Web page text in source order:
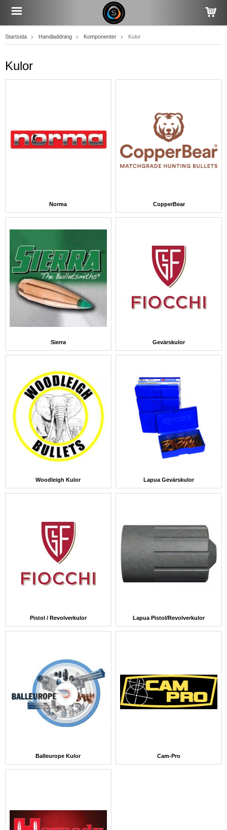
Startsida Handladdning Komponenter Kulor
Kulor
Norma CopperBear
Sierra Gevärskulor
Woodleigh Kulor Lapua Gevärskulor
Pistol / Revolverkulor Lapua Pistol/Revolverkulor
Balleurope Kulor Cam-Pro